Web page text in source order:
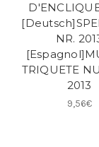
NR.
TRIQUETE
2013
9,56€